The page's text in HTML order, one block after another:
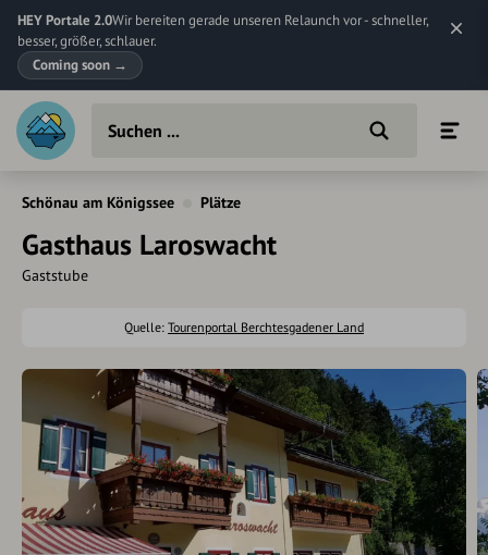
HEY Portale 2.0Wir bereiten gerade unseren Relaunch vor - schneller,
besser, größer, schlauer.
Coming soon →
Schönau am Königssee Plätze
Gasthaus Laroswacht
Gaststube
Quelle: Tourenportal Berchtesgadener Land